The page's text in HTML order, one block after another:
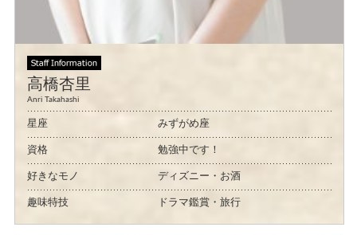
高橋杏里
Anri Takahashi
星座 みずがめ座
資格 勉強中です！
好きなモノ ディズニー・お酒
趣味特技 ドラマ鑑賞・旅行